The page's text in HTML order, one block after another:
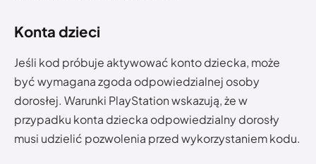
Konta dzieci
Jeśli kod próbuje aktywować konto dziecka, może
być wymagana zgoda odpowiedzialnej osoby
dorosłej. Warunki PlayStation wskazują, że w
przypadku konta dziecka odpowiedzialny dorosły
musi udzielić pozwolenia przed wykorzystaniem kodu.